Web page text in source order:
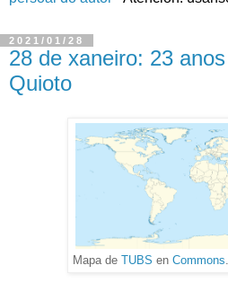
2021/01/28
28 de xaneiro: 23
Quioto
Mapa de TUBS en Commons